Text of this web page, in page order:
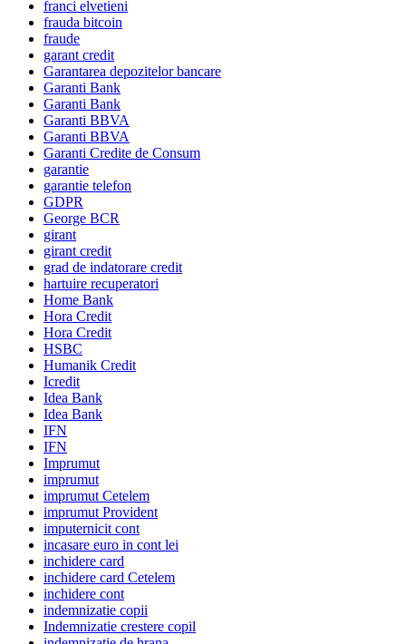
franci elvetieni
frauda bitcoin
fraude
garant credit
Garantarea depozitelor bancare
Garanti Bank
Garanti Bank
Garanti BBVA
Garanti BBVA
Garanti Credite de Consum
garantie
garantie telefon
GDPR
George BCR
girant
girant credit
grad de indatorare credit
hartuire recuperatori
Home Bank
Hora Credit
Hora Credit
HSBC
Humanik Credit
Icredit
Idea Bank
Idea Bank
IFN
IFN
Imprumut
imprumut
imprumut Cetelem
imprumut Provident
imputernicit cont
incasare euro in cont lei
inchidere card
inchidere card Cetelem
inchidere cont
indemnizatie copii
Indemnizatie crestere copil